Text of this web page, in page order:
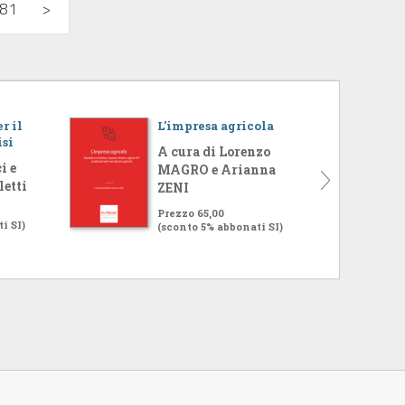
>
il
e
SI)
L'impresa agricola
A cura di Lorenzo
MAGRO e Arianna
ZENI
Prezzo 65,00
(sconto 5% abbonati SI)